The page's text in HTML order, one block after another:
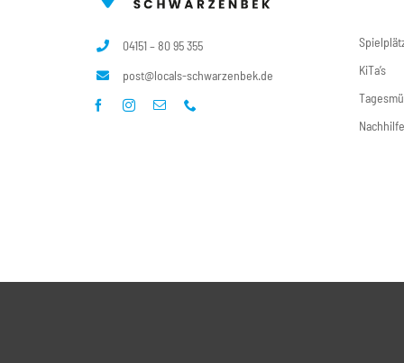
04151 – 80 95 355
post@locals-schwarzenbek.de
KiTa’s